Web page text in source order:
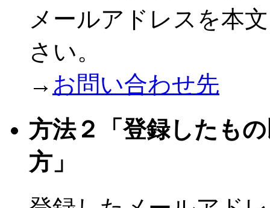
メールアドレスを本
さい。
→ お問い合わせ先
方法２「登録したも
方」